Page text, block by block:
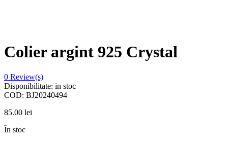
Colier argint 925 Crystal
0 Review(s)
Disponibilitate: in stoc
COD: BJ20240494
85.00 lei
În stoc